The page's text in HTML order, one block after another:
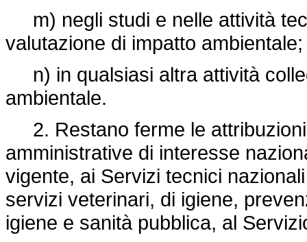
m) negli studi e nelle attività
valutazione di impatto ambientale;
n) in qualsiasi altra attività
ambientale.
2. Restano ferme le
amministrative di interesse
vigente, ai Servizi tecnici
servizi veterinari, di igiene,
igiene e sanità pubblica, al